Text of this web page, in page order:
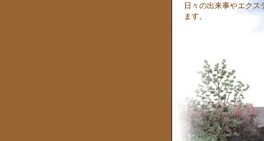
日々の出来事やエク
ます。